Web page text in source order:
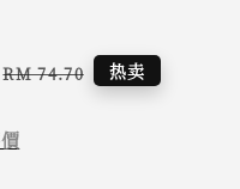
Regular
RM 74.70 热卖